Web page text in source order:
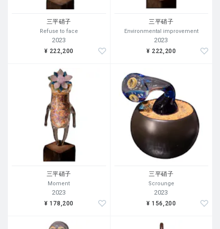
三平硝子
Refuse to face
2023
¥ 222,200
三平硝子
Environmental improvement
2023
¥ 222,200
三平硝子
Moment
2023
¥ 178,200
三平硝子
Scrounge
2023
¥ 156,200